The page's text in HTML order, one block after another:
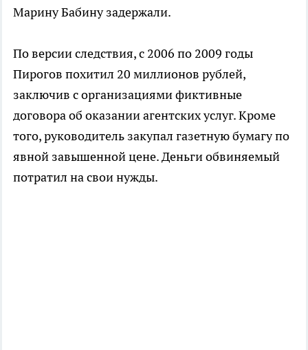
Марину Бабину задержали.
По версии следствия, с 2006 по 2009 годы
Пирогов похитил 20 миллионов рублей,
заключив с организациями фиктивные
договора об оказании агентских услуг. Кроме
того, руководитель закупал газетную бумагу по
явной завышенной цене. Деньги обвиняемый
потратил на свои нужды.